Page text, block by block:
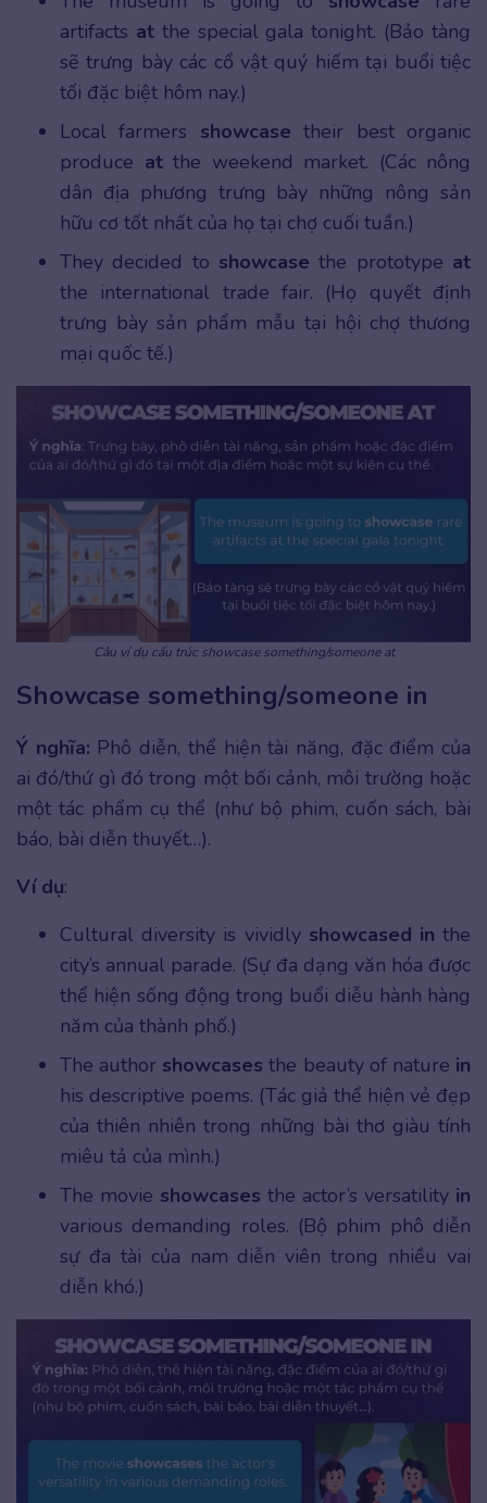
artifacts atthe special gala tonight. (Bảo tàng
sẽ trưng bày các cổ vật quý hiếm tại buổi tiệc
tối đặc biệt hôm nay.)
Local farmers showcase their best organic
produce atthe weekend market. (Các nông
dân địa phương trưng bày những nông sản
hữu cơ tốt nhất của họ tại chợ cuối tuần.)
They decided to showcase the prototype at
the international trade fair. (Họ quyết định
trưng bày sản phẩm mẫu tại hội chợ thương
mại quốc tế.)
Câu ví dụ cấu trúc showcase something/someone at
Showcase something/someone in
Ý nghĩa: Phô diễn, thể hiện tài năng, đặc điểm của
ai đó/thứ gì đó trong một bối cảnh, môi trường hoặc
một tác phẩm cụ thể (như bộ phim, cuốn sách, bài
báo, bài diễn thuyết…).
Ví dụ:
Cultural diversity is vividly showcased in the
city’s annual parade. (Sự đa dạng văn hóa được
thể hiện sống động trong buổi diễu hành hàng
năm của thành phố.)
The author showcases the beauty of nature in
his descriptive poems. (Tác giả thể hiện vẻ đẹp
của thiên nhiên trong những bài thơ giàu tính
miêu tả của mình.)
The movie showcases the actor’s versatility in
various demanding roles. (Bộ phim phô diễn
sự đa tài của nam diễn viên trong nhiều vai
diễn khó.)